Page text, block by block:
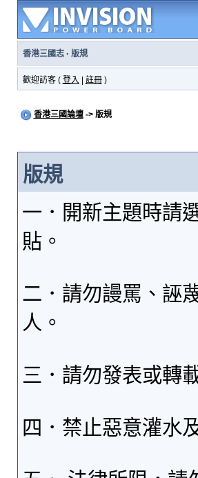
香港三國志· 版規
歡迎訪客 ( 登入 註冊)
香港三國論壇-> 版規
版規
一．開新主題時請
貼。
二．請勿謾罵、誣
人。
三．請勿發表或轉
四．禁止惡意灌水